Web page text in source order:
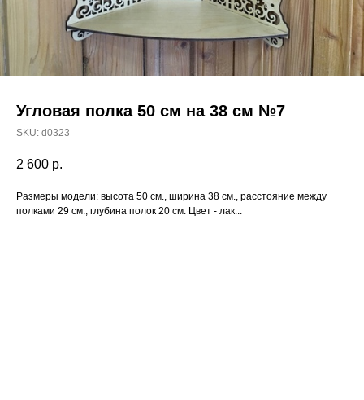
Угловая полка 50 см на 38 см №7
SKU: d0323
2 600 р.
Размеры модели: высота 50 см., ширина 38 см., расстояние между
полками 29 см., глубина полок 20 см. Цвет - лак...